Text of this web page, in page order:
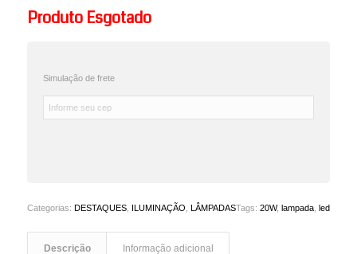
Produto Esgotado
Simulação de frete
Categorias: DESTAQUES, ILUMINAÇÃO LÂMPADASTags: 20W, lampada, led
Descrição Informação adicional